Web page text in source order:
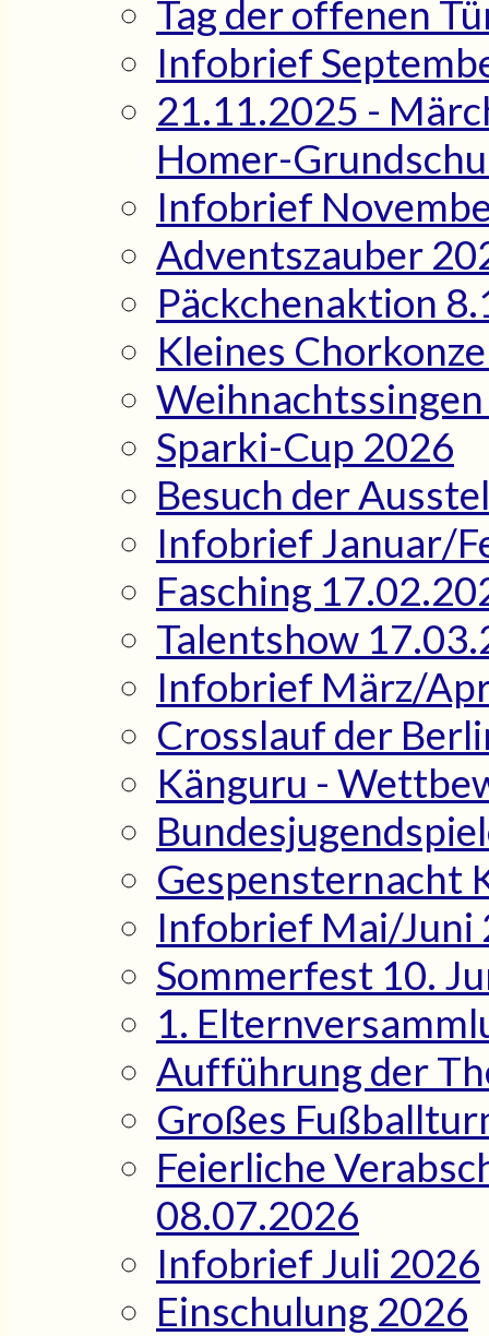
Tag der offenen
Infobrief
21.11.2025 -
Homer-
Infobrief
Adventszauber
Päckchenaktion
Kleines
Sparki-Cup 2026
Besuch der
Infobrief Januar/
Fasching
Talentshow
Infobrief März/
Crosslauf der
Känguru -
Gespensternacht
Infobrief Mai/Juni
Sommerfest 10.
1.
Aufführung der
Großes
Feierliche
08.07.2026
Infobrief Juli 2026
Einschulung 2026